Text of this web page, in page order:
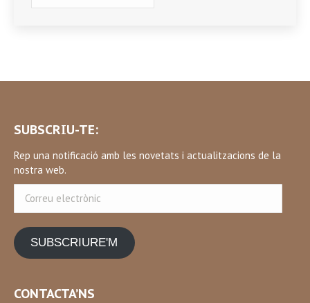
SUBSCRIU-TE:
Rep una notificació amb les novetats i actualitzacions de la
nostra web.
electrònic
SUBSCRIURE'M
CONTACTA’NS